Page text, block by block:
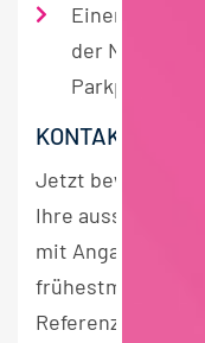
Einen
der Natur mit
Parkplätzen
KONTAKT
Jetzt bewerben!
Ihre
mit Angabe Ihrer
Referenznummer